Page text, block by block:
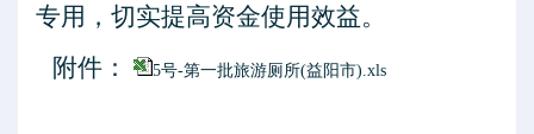
专用，切实提高资金使用效益。
附件：
5号-第一批旅游厕所(益阳市).xls